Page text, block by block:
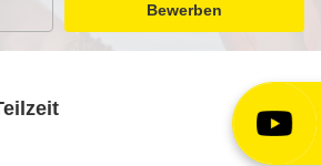
Bewerben